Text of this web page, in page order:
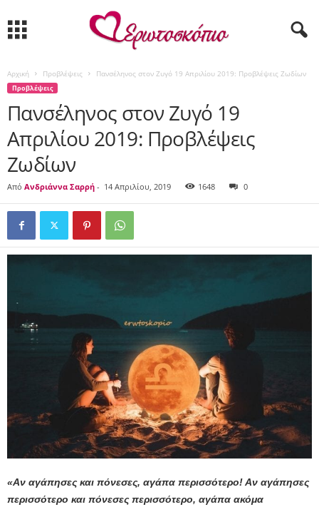
Αρχική Προβλέψεις Πανσέληνος στον Ζυγό 19 Απριλίου 2019: Προβλέψεις Ζωδίων
Προβλέψεις
Πανσέληνος στον Ζυγό 19
Απριλίου 2019: Προβλέψεις
Ζωδίων
Από Ανδριάννα Σαρρή - 14 Απριλίου, 2019 1648 0
«Αν αγάπησες και πόνεσες, αγάπα περισσότερο! Αν αγάπησες
περισσότερο και πόνεσες περισσότερο, αγάπα ακόμα